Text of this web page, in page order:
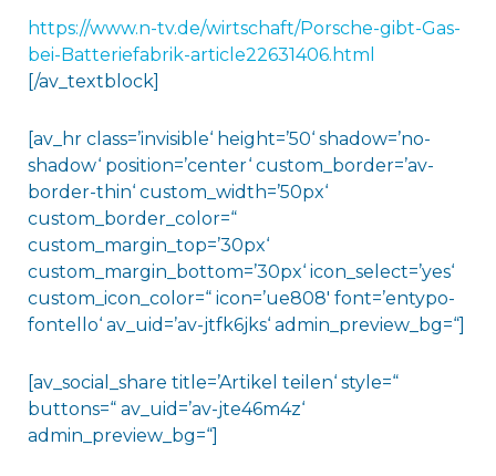
https://www.n-tv.de/wirtschaft/Porsche-gibt-Gas-
bei-Batteriefabrik-article22631406.html
[/av_textblock]
[av_hr class=’invisible‘ height=’50‘ shadow=’no-
shadow‘ position=’center‘ custom_border=’av-
border-thin‘ custom_width=’50px‘
custom_border_color=“
custom_margin_top=’30px‘
custom_margin_bottom=’30px‘ icon_select=’yes‘
custom_icon_color=“ icon=’ue808′ font=’entypo-
fontello‘ av_uid=’av-jtfk6jks‘ admin_preview_bg=“]
[av_social_share title=’Artikel teilen‘ style=“
buttons=“ av_uid=’av-jte46m4z‘
admin_preview_bg=“]